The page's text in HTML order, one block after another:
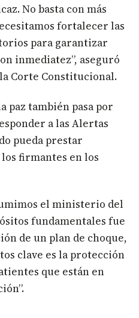
No basta con más
fortalecer las
para garantizar
inmediatez”, aseguró
Corte Constitucional.
paz también pasa por
a las Alertas
pueda prestar
firmantes en los
el ministerio del
fundamentales fue
de un plan de choque,
clave es la protección
que están en